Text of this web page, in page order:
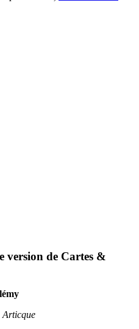
version de Cartes &